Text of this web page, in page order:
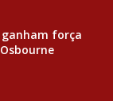
ganham força